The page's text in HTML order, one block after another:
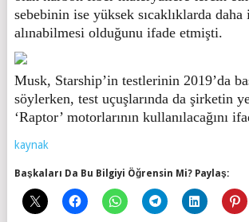
sebebinin ise yüksek sıcaklıklarda
alınabilmesi olduğunu ifade etmişti.
Musk, Starship’in testlerinin 2019’da
söylerken, test uçuşlarında da şirketin
‘Raptor’ motorlarının kullanılacağını
kaynak
Başkaları Da Bu Bilgiyi Öğrensin Mi? Paylaş: